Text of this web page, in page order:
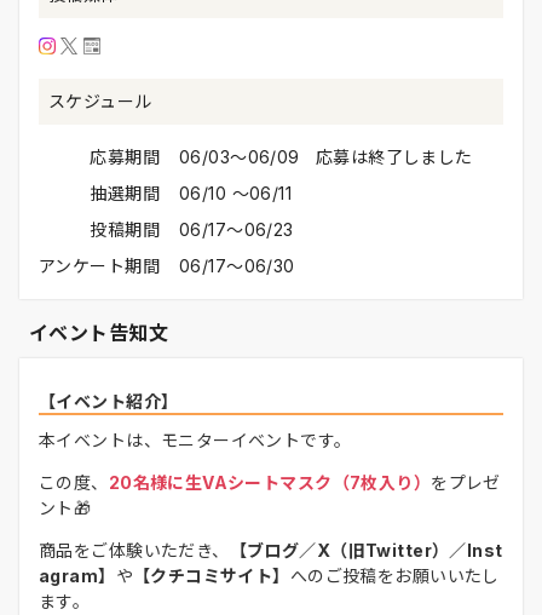
スケジュール
応募期間
06/03〜06/09 応募は終了しました
抽選期間
06/10 〜06/11
投稿期間
06/17〜06/23
アンケート期間
06/17〜06/30
イベント告知文
【イベント紹介】
本イベントは、モニターイベントです。
この度、 20名様に生VAシートマスク（7枚入り） をプレゼ
ント🎁
商品をご体験いただき、
【ブログ／X（旧Twitter）／Inst
agram】 や 【クチコミサイト】 へのご投稿をお願いいたし
ます。